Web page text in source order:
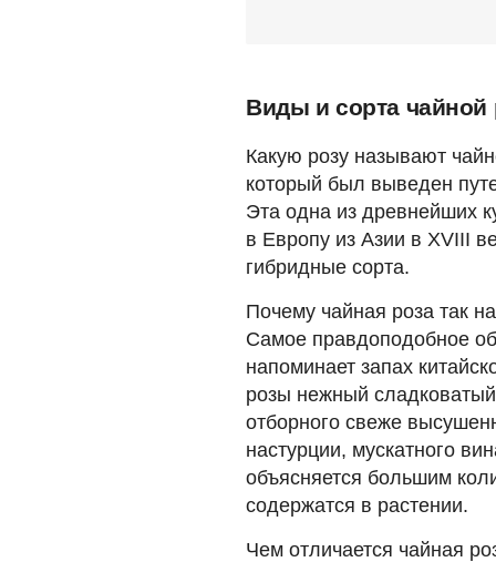
Виды и сорта чайной
Какую розу называют
который был выведен
Эта одна из древнейших
в Европу из Азии в XVIII
гибридные сорта.
Почему чайная роза так
Самое правдоподобное
напоминает запах
розы нежный
отборного свеже
настурции, мускатного
объясняется большим
содержатся в растении.
Чем отличается чайная